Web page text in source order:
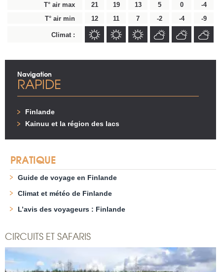
T° air max
21 19 13 5 0
-4
T° air min
12 11 7 -2 -4 -9
Climat :
Navigation
RAPIDE
Finlande
Kainuu et la région des lacs
PRATIQUE
Guide de voyage en Finlande
Climat et météo de Finlande
L’avis des voyageurs : Finlande
CIRCUITS ET SAFARIS